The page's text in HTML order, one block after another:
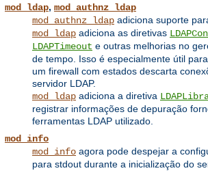
mod_ldap, mod_authnz_ldap
mod_authnz_ldap adiciona suporte
mod_ldap adiciona as diretivas
LDAPTimeout e outras melhorias no
de tempo. Isso é especialmente útil
um firewall com estados descarta
servidor LDAP.
mod_ldap adiciona a diretiva
registrar informações de depuração
ferramentas LDAP utilizado.
mod_info
mod_info agora pode despejar a
para stdout durante a inicialização do